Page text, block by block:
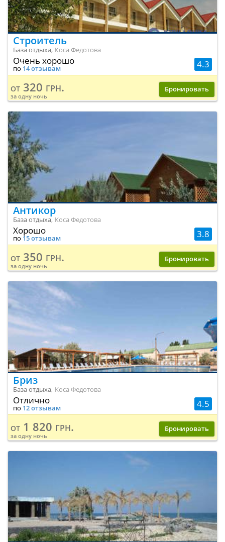
Строитель
База отдыха, Коса Федотова
4.3
Очень хорошо
по 14 отзывам
от 320 грн.
за одну ночь
Бронировать
Антикор
База отдыха, Коса Федотова
3.8
Хорошо
по 15 отзывам
от 350 грн.
за одну ночь
Бронировать
Бриз
База отдыха, Коса Федотова
4.5
Отлично
по 12 отзывам
от 1 820 грн.
за одну ночь
Бронировать